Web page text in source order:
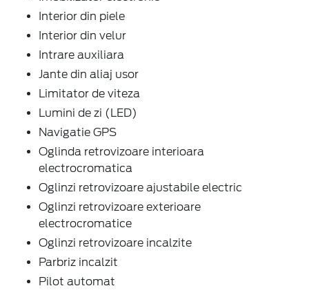
Interior din piele
Interior din velur
Intrare auxiliara
Jante din aliaj usor
Limitator de viteza
Lumini de zi (LED)
Navigatie GPS
Oglinda retrovizoare interioara
electrocromatica
Oglinzi retrovizoare ajustabile electric
Oglinzi retrovizoare exterioare
electrocromatice
Oglinzi retrovizoare incalzite
Parbriz incalzit
Pilot automat